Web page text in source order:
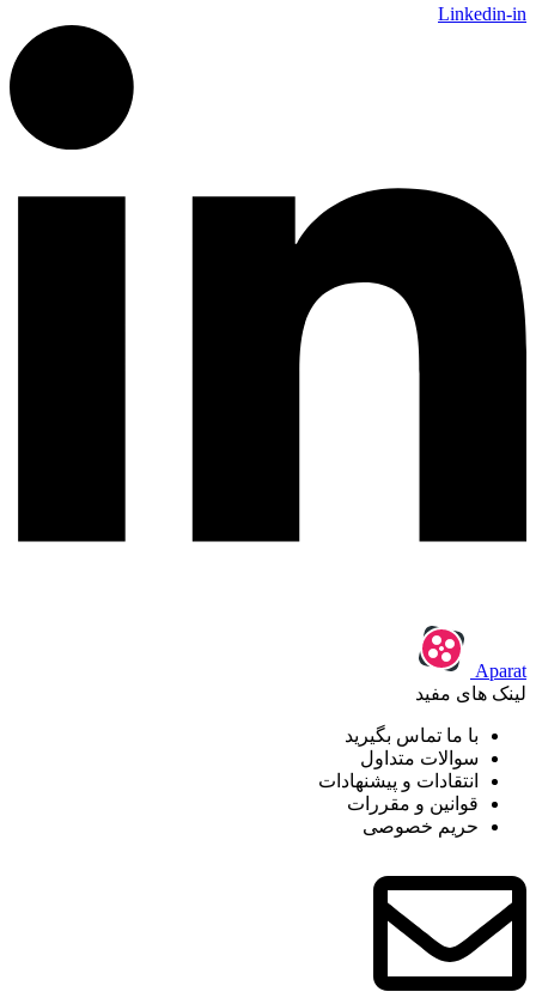
Linkedin-in
Aparat
لینک های مفید
با ما تماس بگیرید
سوالات متداول
انتقادات و پیشنهادات
قوانین و مقررات
حریم خصوصی